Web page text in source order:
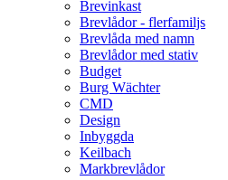
Brevinkast
Brevlådor - flerfamiljs
Brevlåda med namn
Brevlådor med stativ
Budget
Burg Wächter
CMD
Design
Inbyggda
Keilbach
Markbrevlådor